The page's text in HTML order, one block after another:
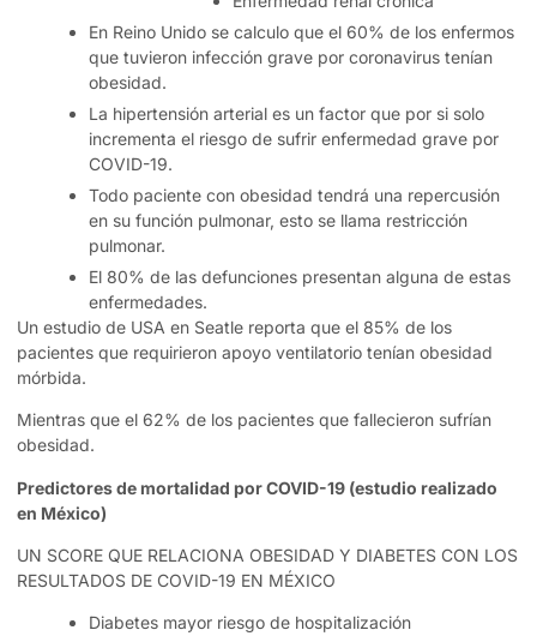
En Reino Unido se calculo que el 60% de los enfermos
que tuvieron infección grave por coronavirus tenían
obesidad.
La hipertensión arterial es un factor que por si solo
incrementa el riesgo de sufrir enfermedad grave por
COVID-19.
Todo paciente con obesidad tendrá una repercusión
en su función pulmonar, esto se llama restricción
pulmonar.
El 80% de las defunciones presentan alguna de estas
enfermedades.
Un estudio de USA en Seatle reporta que el 85% de los
pacientes que requirieron apoyo ventilatorio tenían obesidad
mórbida.
Mientras que el 62% de los pacientes que fallecieron sufrían
obesidad.
Predictores de mortalidad por COVID-19 (estudio realizado
en México)
UN SCORE QUE RELACIONA OBESIDAD Y DIABETES CON LOS
RESULTADOS DE COVID-19 EN MÉXICO
Diabetes mayor riesgo de hospitalización